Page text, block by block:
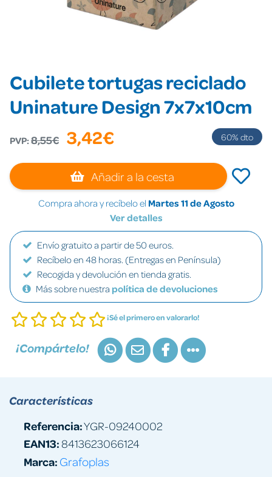
Cubilete tortugas reciclado
Uninature Design 7x7x10cm
PVP: 8,55€ 3,42€ 60% dto
Añadir a la cesta
Compra ahora y recíbelo el Martes 11 de Agosto
Ver detalles
Envío gratuito a partir de 50 euros.
Recíbelo en 48 horas. (Entregas en Península)
Recogida y devolución en tienda gratis.
Más sobre nuestra política de devoluciones
¡Sé el primero en valorarlo!
¡Compártelo!
Características
Referencia:YGR-09240002
EAN13:8413623066124
Marca: Grafoplas